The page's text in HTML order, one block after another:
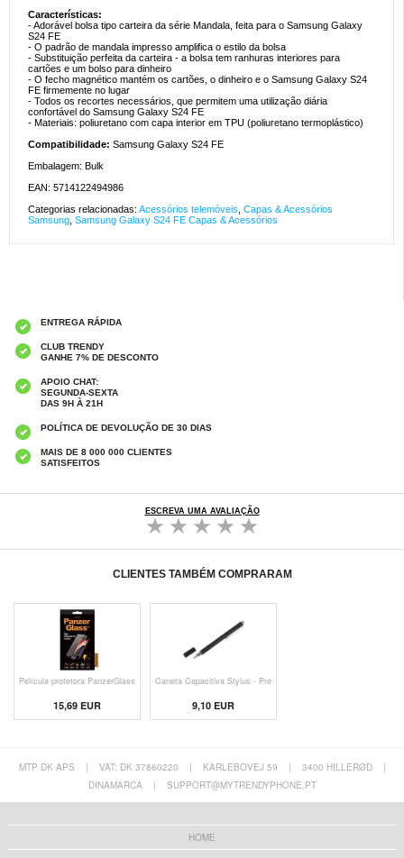
Características:
- Adorável bolsa tipo carteira da série Mandala, feita para o Samsung Galaxy
S24 FE
- O padrão de mandala impresso amplifica o estilo da bolsa
- Substituição perfeita da carteira - a bolsa tem ranhuras interiores para
cartões e um bolso para dinheiro
- O fecho magnético mantém os cartões, o dinheiro e o Samsung Galaxy S24
FE firmemente no lugar
- Todos os recortes necessários, que permitem uma utilização diária
confortável do Samsung Galaxy S24 FE
- Materiais: poliuretano com capa interior em TPU (poliuretano termoplástico)
Compatibilidade: Samsung Galaxy S24 FE
Embalagem: Bulk
EAN: 5714122494986
Categorias relacionadas: Acessórios telemóveis Capas & Acessórios
Samsung Samsung Galaxy S24 FE Capas & Acessórios
ENTREGA RÁPIDA
CLUB TRENDY
GANHE 7% DE DESCONTO
APOIO CHAT:
SEGUNDA-SEXTA
DAS 9H À 21H
POLÍTICA DE DEVOLUÇÃO DE 30 DIAS
MAIS DE 8 000 000 CLIENTES
SATISFEITOS
ESCREVA UMA AVALIAÇÃO
CLIENTES TAMBÉM COMPRARAM
Película protetora PanzerGlass
15,69 EUR
Caneta Capacitiva Stylus - Pre
9,10 EUR
MTP DK APS | VAT: DK 37860220 | KARLEBOVEJ 59 | 3400 HILLERØD
|
DINAMARCA
| SUPPORT@MYTRENDYPHONE.PT
HOME